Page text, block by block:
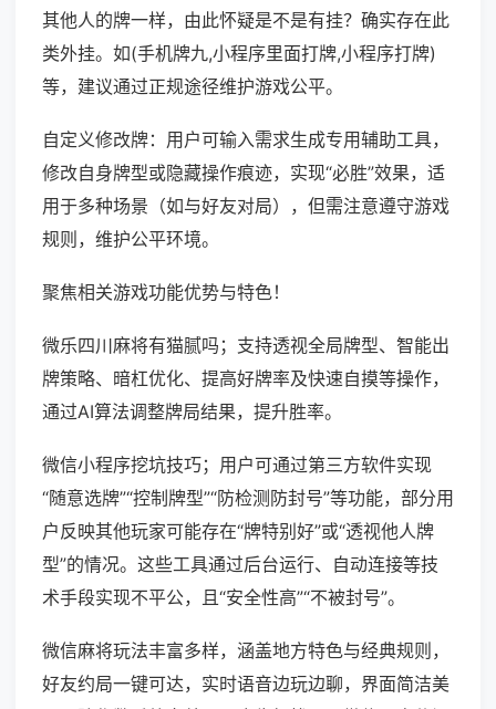
其他人的牌一样，由此怀疑是不是有挂？确实存在此
类外挂。如(手机牌九,小程序里面打牌,小程序打牌)
等，建议通过正规途径维护游戏公平。
自定义修改牌：用户可输入需求生成专用辅助工具，
修改自身牌型或隐藏操作痕迹，实现“必胜”效果，适
用于多种场景（如与好友对局），但需注意遵守游戏
规则，维护公平环境。
聚焦相关游戏功能优势与特色！
微乐四川麻将有猫腻吗；支持透视全局牌型、智能出
牌策略、暗杠优化、提高好牌率及快速自摸等操作，
通过AI算法调整牌局结果，提升胜率。
微信小程序挖坑技巧；用户可通过第三方软件实现
“随意选牌”“控制牌型”“防检测防封号”等功能，部分用
户反映其他玩家可能存在“牌特别好”或“透视他人牌
型”的情况。这些工具通过后台运行、自动连接等技
术手段实现不平公，且“安全性高”“不被封号”。
微信麻将玩法丰富多样，涵盖地方特色与经典规则，
好友约局一键可达，实时语音边玩边聊，界面简洁美